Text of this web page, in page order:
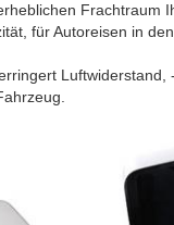
Frachtraum
für Autoreisen in
Luftwiderstand,